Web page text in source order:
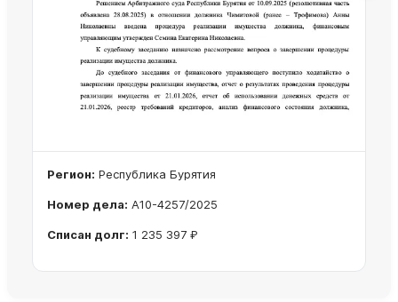
Регион: Республика Бурятия
Номер дела: А10-4257/2025
Списан долг: 1 235 397 ₽